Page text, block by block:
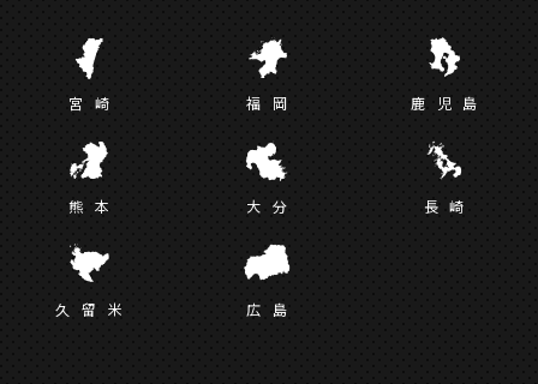
宮 崎 福 岡 鹿児 島
熊 本 大 分 長崎
久留 米 広 島